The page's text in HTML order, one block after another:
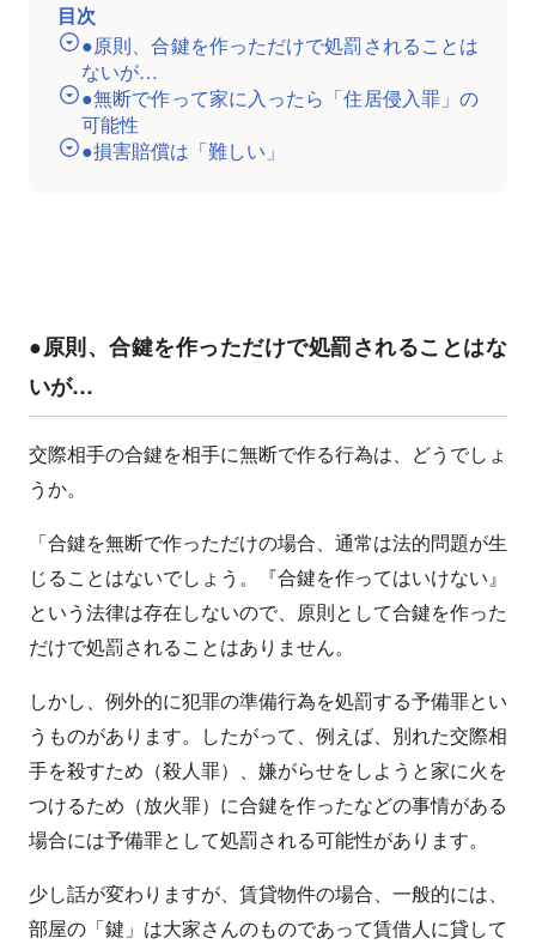
目次
●原則、合鍵を作っただけで処罰されることは
ないが…
●無断で作って家に入ったら「住居侵入罪」の
可能性
●損害賠償は「難しい」
●原則、合鍵を作っただけで処罰されることはな
いが…
交際相手の合鍵を相手に無断で作る行為は、どうでしょ
うか。
「合鍵を無断で作っただけの場合、通常は法的問題が生
じることはないでしょう。『合鍵を作ってはいけない』
という法律は存在しないので、原則として合鍵を作った
だけで処罰されることはありません。
しかし、例外的に犯罪の準備行為を処罰する予備罪とい
うものがあります。したがって、例えば、別れた交際相
手を殺すため（殺人罪）、嫌がらせをしようと家に火を
つけるため（放火罪）に合鍵を作ったなどの事情がある
場合には予備罪として処罰される可能性があります。
少し話が変わりますが、賃貸物件の場合、一般的には、
部屋の「鍵」は大家さんのものであって賃借人に貸して